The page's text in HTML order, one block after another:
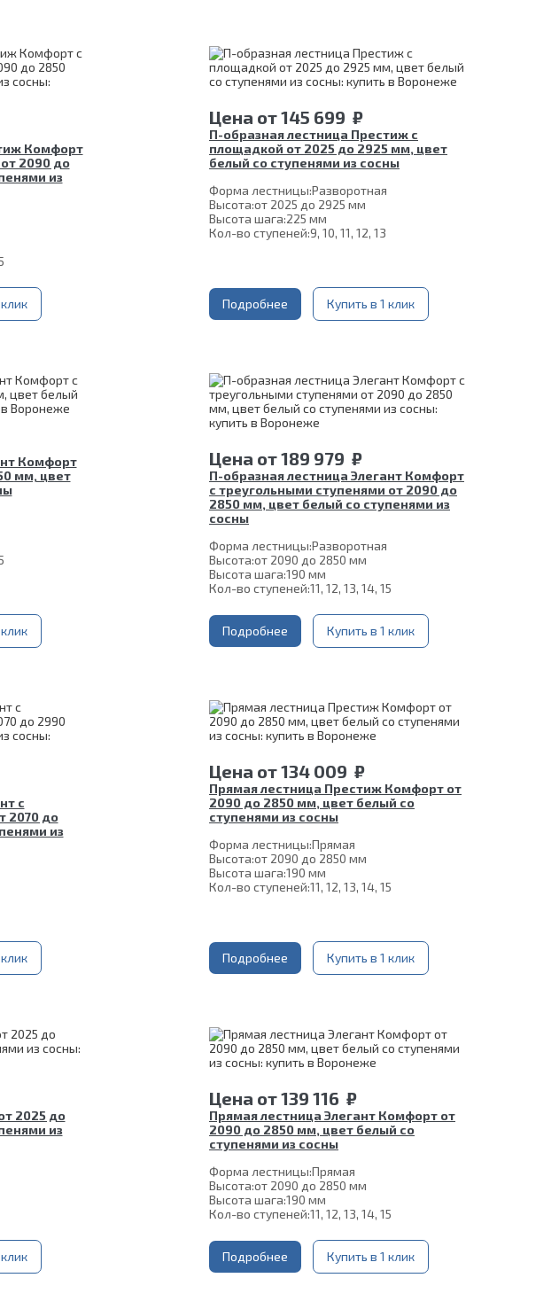
25 лет
Угол наклона:
Срок гарантии (на металлокаркас):
25 лет
Комфорт
2090 до
из
25 лет
Цена от145 699 ₽
П-образная лестница Престиж с
площадкой от 2025 до 2925 мм, цвет
белый со ступенями из сосны
Форма лестницы:Разворотная
Высота:от 2025 до 2925 мм
Высота шага:225 мм
Кол-во ступеней:9, 10, 11, 12, 13
Материал ступеней:Сосна
Ширина марша:
900 мм
Толщина ступени:40 мм
Подробнее Купить в 1 клик
Комфорт
мм, цвет
Цена от189 979 ₽
П-образная лестница Элегант Комфорт
с треугольными ступенями от 2090 до
2850 мм, цвет белый со ступенями из
сосны
Форма лестницы:Разворотная
Высота:от 2090 до 2850 мм
Высота шага:190 мм
Кол-во ступеней:11, 12, 13, 14, 15
Глубина ступени:
300 мм
Материал каркаса:
Сталь
Материал ступеней:Сосна
Угол наклона:
Срок гарантии (на металлокаркас):25 лет
Подробнее Купить в 1 клик
с
2070 до
из
25 лет
Цена от134 009 ₽
Прямая лестница Престиж Комфорт от
2090 до 2850 мм, цвет белый со
ступенями из сосны
Форма лестницы:Прямая
Высота:от 2090 до 2850 мм
Высота шага:190 мм
Кол-во ступеней:11, 12, 13, 14, 15
Ширина марша: 900 мм
Материал каркаса:
Сталь
Конструкция:На монокосоуре
Подробнее Купить в 1 клик
2025 до
из
Цена от139 116 ₽
Прямая лестница Элегант Комфорт от
2090 до 2850 мм, цвет белый со
ступенями из сосны
Форма лестницы:Прямая
Высота:от 2090 до 2850 мм
Высота шага:190 мм
Кол-во ступеней:11, 12, 13, 14, 15
Угол наклона:39°
Ширина марша:
900 мм
Глубина ступени:
300 мм
Подробнее Купить в 1 клик